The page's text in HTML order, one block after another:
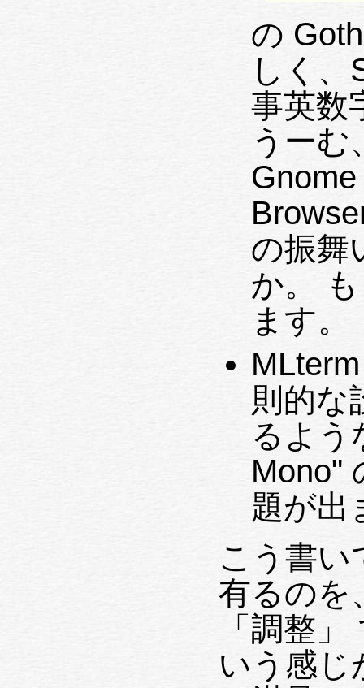
の
しく、
事英数
うーむ
の振舞
か。
ます。
則的な
るよう
Mono"
題が出
こう書い
有るのを
「調整
いう感じ